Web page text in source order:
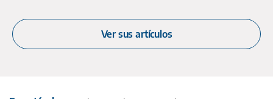
Ver sus artículos